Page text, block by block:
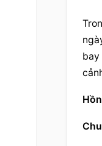
bay